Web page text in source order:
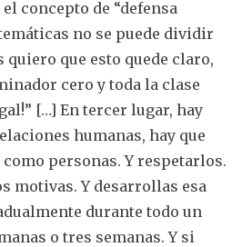
concepto de “defensa
no se puede dividir
quiero que esto quede claro,
cero y toda la clase
[…] En tercer lugar, hay
humanas, hay que
personas. Y respetarlos.
motivas. Y desarrollas esa
durante todo un
o tres semanas. Y si